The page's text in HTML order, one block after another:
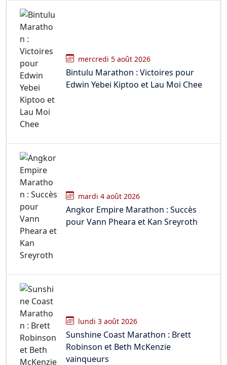
mercredi 5 août 2026
Bintulu Marathon : Victoires pour
Edwin Yebei Kiptoo et Lau Moi Chee
mardi 4 août 2026
Angkor Empire Marathon : Succès
pour Vann Pheara et Kan Sreyroth
lundi 3 août 2026
Sunshine Coast Marathon : Brett
Robinson et Beth McKenzie
vainqueurs